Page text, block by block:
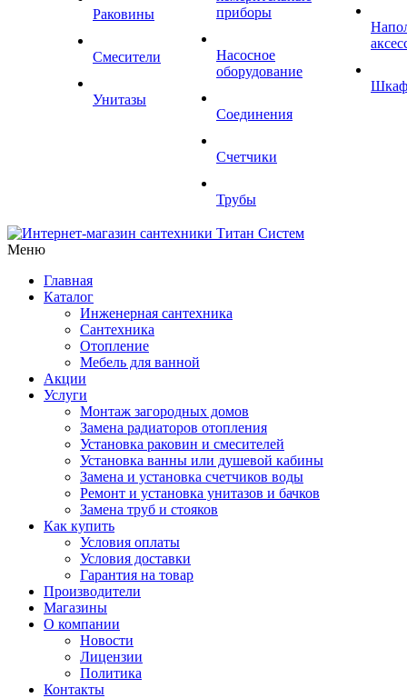
Раковины
Смесители
Унитазы
приборы
Насосное
оборудование
Соединения
Счетчики
Трубы
Меню
Главная
Каталог
Инженерная сантехника
Сантехника
Отопление
Мебель для ванной
Акции
Услуги
Монтаж загородных домов
Замена радиаторов отопления
Установка раковин и смесителей
Установка ванны или душевой кабины
Замена и установка счетчиков воды
Ремонт и установка унитазов и бачков
Замена труб и стояков
Как купить
Условия оплаты
Условия доставки
Гарантия на товар
Производители
Магазины
О компании
Новости
Лицензии
Политика
Контакты